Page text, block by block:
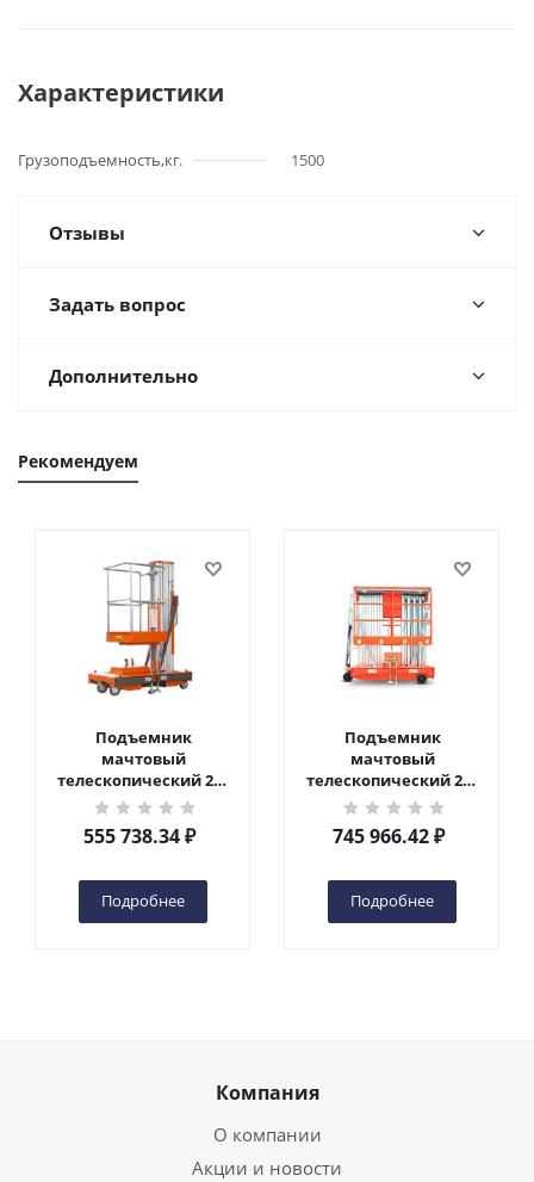
Характеристики
Грузоподъемность,кг. 1500
Отзывы
Задать вопрос
Дополнительно
Рекомендуем
Подъемник
мачтовый
телескопический 200
кг 6 м TOR GTWY6-200S
DC 2-мачтовый
(автономный) (G) в
555 738.34₽
Подробнее
Подъемник
мачтовый
телескопический 200
кг 10 м TOR GTWY10-
200S DC 2-мачтовый
(автономный) (N) в
745 966.42₽
Подробнее
Компания
О компании
Акции и новости